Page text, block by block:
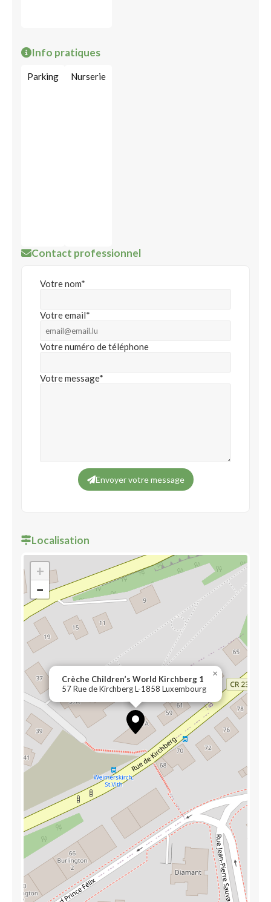
Info pratiques
Parking Nurserie
Contact professionnel
Votre nom*
Votre email*
Votre numéro de téléphone
Votre message*
Envoyer votre message
Localisation
Crèche Children’s World Kirchberg 1
57 Rue de Kirchberg L-1858 Luxembourg
×
+
−